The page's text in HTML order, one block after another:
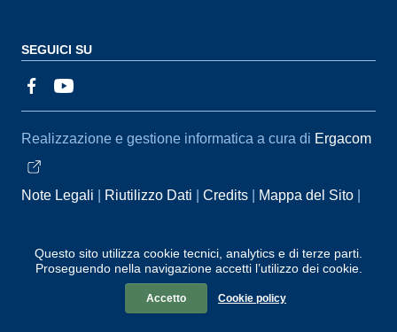
Questo sito utilizza cookie tecnici, analytics e di terze parti.
Proseguendo nella navigazione accetti l’utilizzo dei cookie.
Accetto Cookie policy
SEGUICI SU
Sezione Link Utili
Realizzazione e gestione informatica a cura di Ergacom
Note Legali Riutilizzo Dati Credits
Mappa del Sito
Segnalazioni
Statistiche accessi
Dichiarazione di
Accessibilità